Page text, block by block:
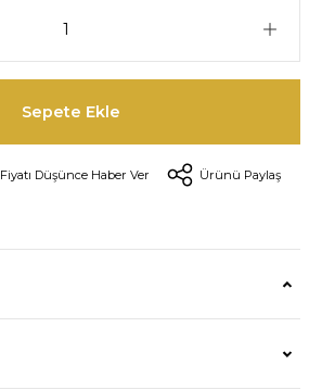
Sepete Ekle
Fiyatı Düşünce Haber Ver Ürünü Paylaş